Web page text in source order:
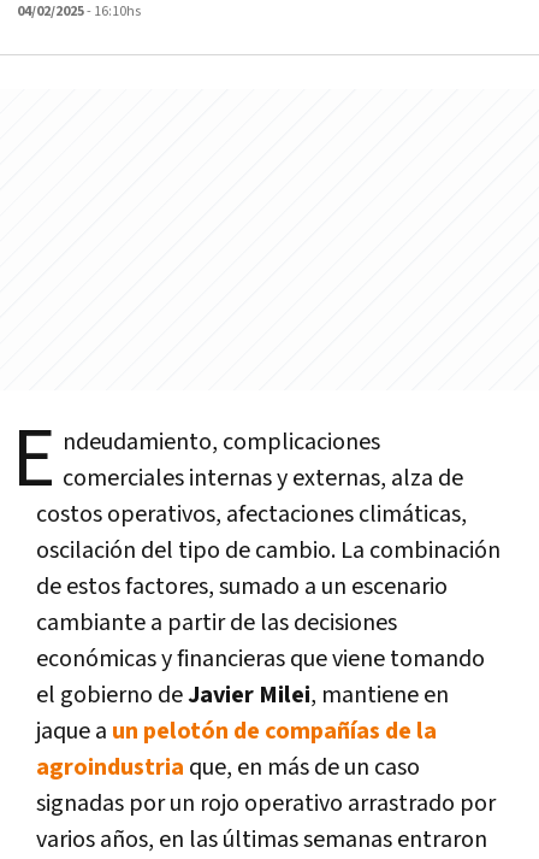
04/02/2025- 16:10hs
E ndeudamiento, complicaciones
comerciales internas y externas, alza de
costos operativos, afectaciones climáticas,
oscilación del tipo de cambio. La combinación
de estos factores, sumado a un escenario
cambiante a partir de las decisiones
económicas y financieras que viene tomando
el gobierno deJavier Milei, mantiene en
jaque a un pelotón de compañías de la
agroindustria que, en más de un caso
signadas por un rojo operativo arrastrado por
varios años, en las últimas semanas entraron